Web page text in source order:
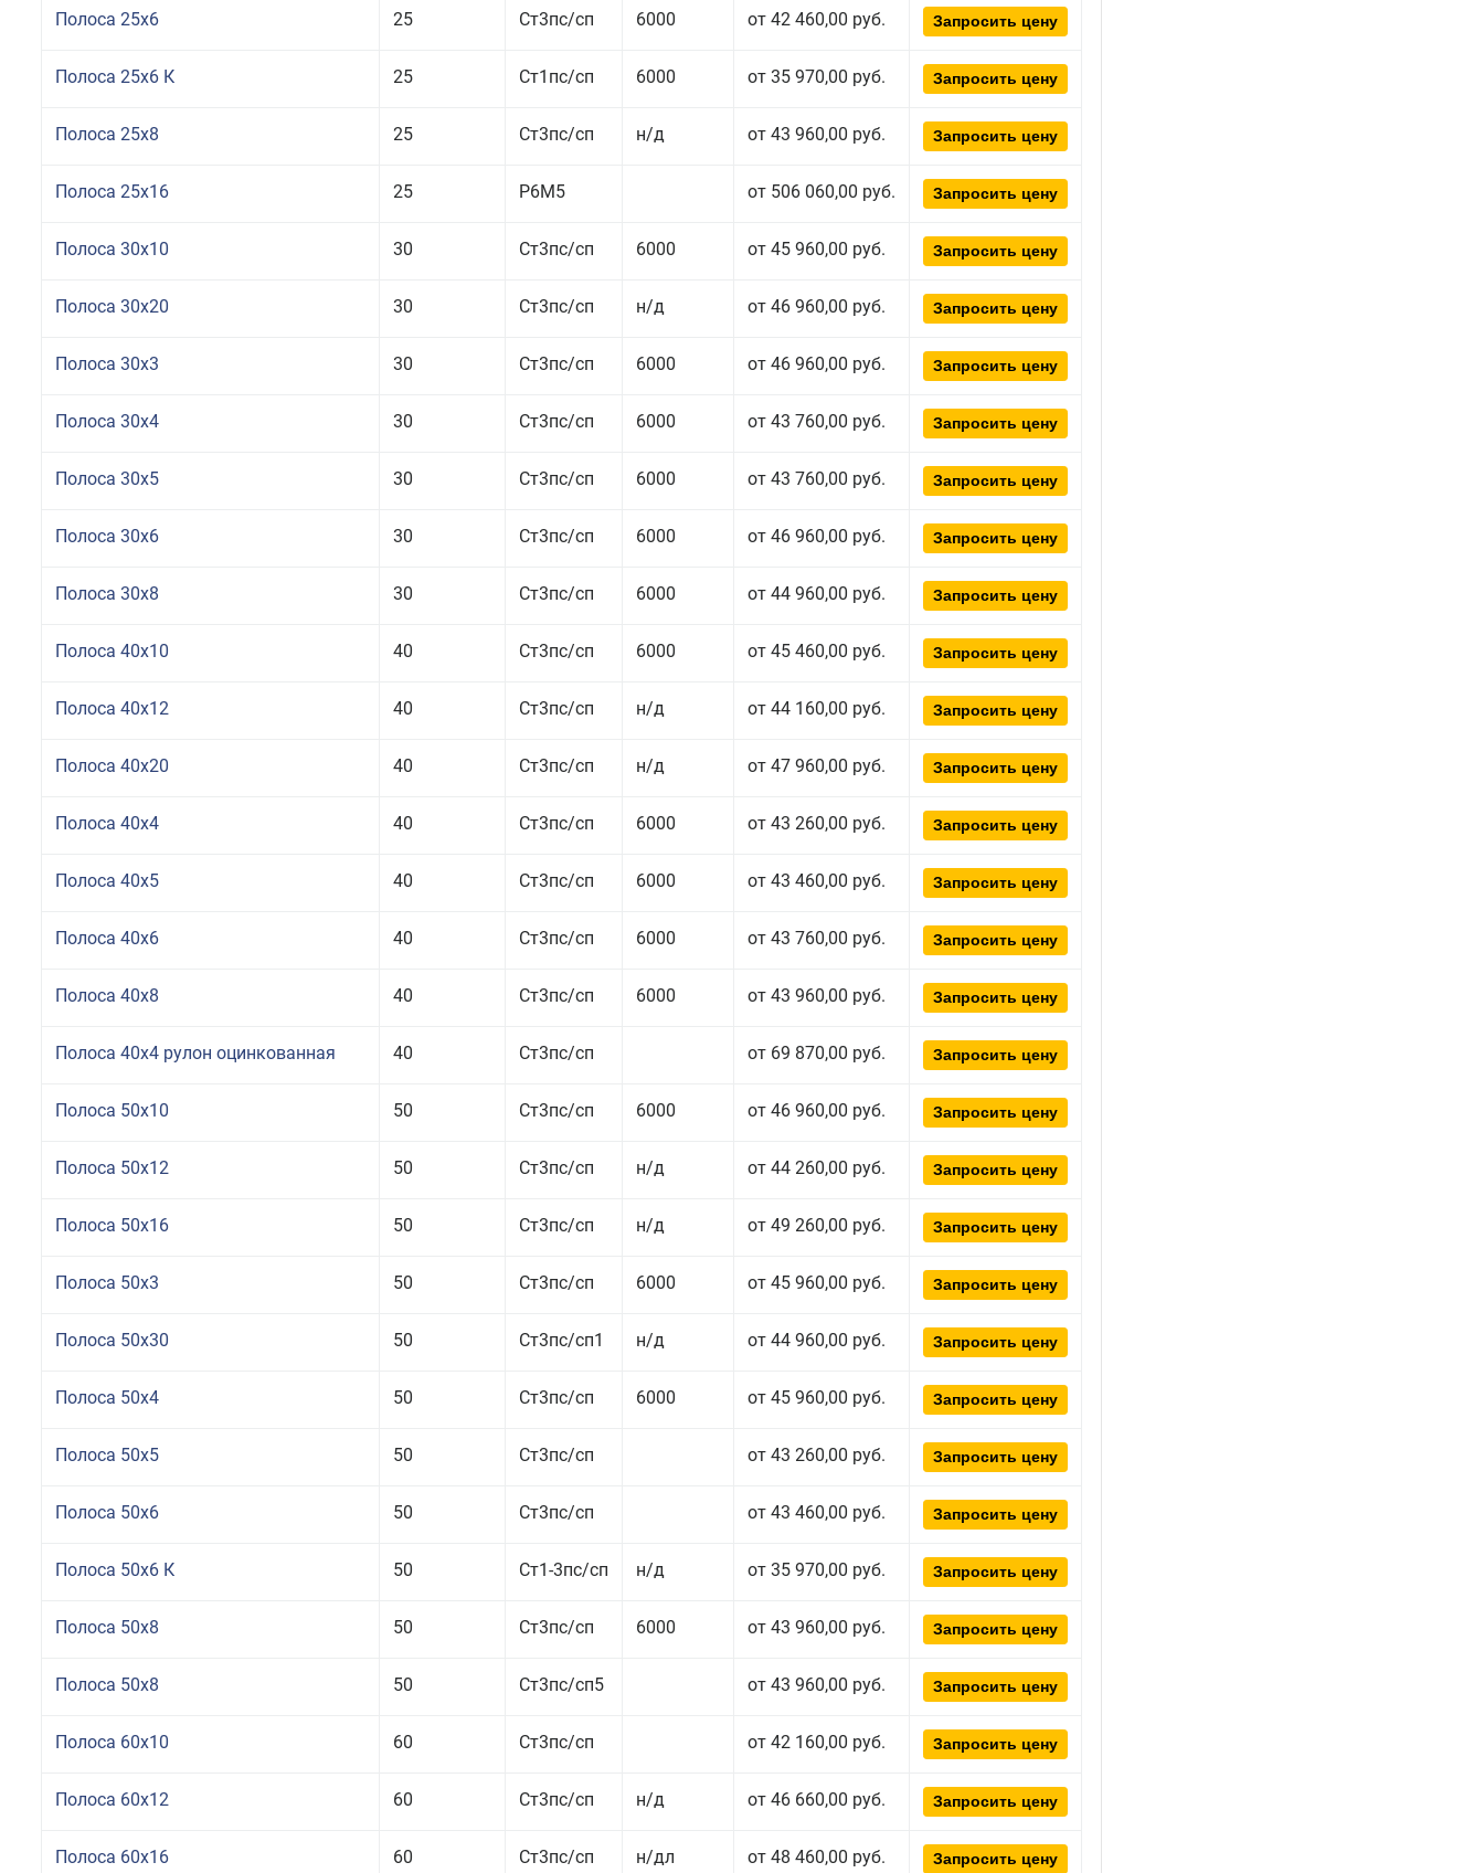
Полоса 25x6 25 Ст3пс/сп 6000 от 42 460,00 руб. Запросить цену
Полоса 25x6 К 25 Ст1пс/сп 6000 от 35 970,00 руб. Запросить цену
Полоса 25x8 25 Ст3пс/сп н/д от 43 960,00 руб. Запросить цену
Полоса 25x16 25 Р6М5 от 506 060,00 руб. Запросить цену
Полоса 30x10 30 Ст3пс/сп 6000 от 45 960,00 руб. Запросить цену
Полоса 30x20 30 Ст3пс/сп н/д от 46 960,00 руб. Запросить цену
Полоса 30x3 30 Ст3пс/сп 6000 от 46 960,00 руб. Запросить цену
Полоса 30x4 30 Ст3пс/сп 6000 от 43 760,00 руб. Запросить цену
Полоса 30x5 30 Ст3пс/сп 6000 от 43 760,00 руб. Запросить цену
Полоса 30x6 30 Ст3пс/сп 6000 от 46 960,00 руб. Запросить цену
Полоса 30x8 30 Ст3пс/сп 6000 от 44 960,00 руб. Запросить цену
Полоса 40x10 40 Ст3пс/сп 6000 от 45 460,00 руб. Запросить цену
Полоса 40x12 40 Ст3пс/сп н/д от 44 160,00 руб. Запросить цену
Полоса 40x20 40 Ст3пс/сп н/д от 47 960,00 руб. Запросить цену
Полоса 40x4 40 Ст3пс/сп 6000 от 43 260,00 руб. Запросить цену
Полоса 40x5 40 Ст3пс/сп 6000 от 43 460,00 руб. Запросить цену
Полоса 40x6 40 Ст3пс/сп 6000 от 43 760,00 руб. Запросить цену
Полоса 40x8 40 Ст3пс/сп 6000 от 43 960,00 руб. Запросить цену
Полоса 40x4 рулон оцинкованная 40 Ст3пс/сп от 69 870,00 руб. Запросить цену
Полоса 50x10 50 Ст3пс/сп 6000 от 46 960,00 руб. Запросить цену
Полоса 50x12 50 Ст3пс/сп н/д от 44 260,00 руб. Запросить цену
Полоса 50x16 50 Ст3пс/сп н/д от 49 260,00 руб. Запросить цену
Полоса 50x3 50 Ст3пс/сп 6000 от 45 960,00 руб. Запросить цену
Полоса 50x30 50 Ст3пс/сп1 н/д от 44 960,00 руб. Запросить цену
Полоса 50x4 50 Ст3пс/сп 6000 от 45 960,00 руб. Запросить цену
Полоса 50x5 50 Ст3пс/сп от 43 260,00 руб. Запросить цену
Полоса 50x6 50 Ст3пс/сп от 43 460,00 руб. Запросить цену
Полоса 50x6 К 50 Ст1-3пс/сп н/д от 35 970,00 руб. Запросить цену
Полоса 50x8 50 Ст3пс/сп 6000 от 43 960,00 руб. Запросить цену
Полоса 50x8 50 Ст3пс/сп5 от 43 960,00 руб. Запросить цену
Полоса 60x10 60 Ст3пс/сп от 42 160,00 руб. Запросить цену
Полоса 60x12 60 Ст3пс/сп н/д от 46 660,00 руб. Запросить цену
Полоса 60x16 60 Ст3пс/сп н/дл от 48 460,00 руб. Запросить цену